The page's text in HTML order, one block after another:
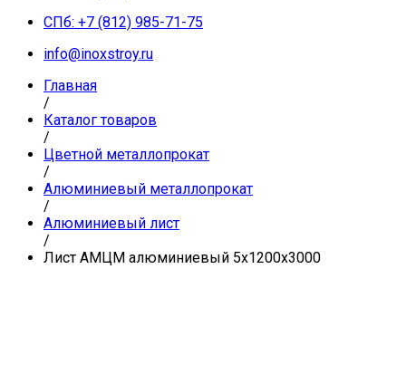
СПб: +7 (812) 985-71-75
info@inoxstroy.ru
Главная
/
Каталог товаров
/
Цветной металлопрокат
/
Алюминиевый металлопрокат
/
Алюминиевый лист
/
Лист АМЦМ алюминиевый 5х1200х3000